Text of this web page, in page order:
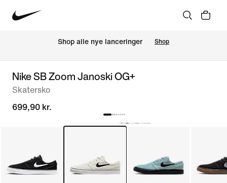
Shop alle nye lanceringer Shop
Nike SB Zoom Janoski OG+
Skatersko
699,90 kr.